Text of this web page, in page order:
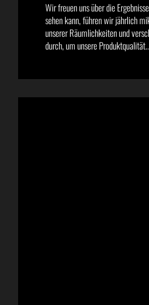
Wir freuen uns über die
sehen kann, führen wir jährlich
unserer Räumlichkeiten und
durch, um unsere